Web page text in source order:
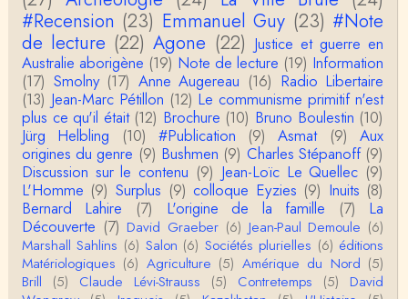
n, l’oppression des femmes n’a pas toujours exi…
roland chaudat
Votre gourmandise sera probablement récompens
ée parce que Snow apporte "de l'eau à votre m
o…
Christophe Darmangeat
...Et merci à vous pour Snow – qui m'a l'air d'être
davantage une histoire qu'une et…
roland chaudat
Tout à fait d'accord avec vous et quant à Leacock j
e n'ai lu qu'un de ses ouvrages et il…
Anonymous
Homo sapiens a clairement évolué depuis 300 00
#Recension (23) Emmanuel Guy (23) #Note
de lecture (22) Agone (22) Justice et guerre en
Australie aborigène (19) Note de lecture (19) Information
(17) Smolny (17) Anne Augereau (16) Radio Libertaire
(13) Jean-Marc Pétillon (12) Le communisme primitif n'est
plus ce qu'il était (12) Brochure (10) Bruno Boulestin (10)
Jürg Helbling
(10) #Publication (9) Asmat (9)
Aux
origines du genre (9) Bushmen (9) Charles Stépanoff (9)
Discussion sur le contenu (9) Jean-Loïc Le Quellec (9)
L'Homme (9) Surplus (9) colloque Eyzies (9) Inuits (8)
Bernard Lahire
(7) L'origine de la famille (7)
La
Découverte (7) David Graeber (6) Jean-Paul Demoule (6)
Marshall Sahlins (6) Salon (6) Sociétés plurielles (6) éditions
Matériologiques (6) Agriculture (5) Amérique du Nord (5)
Brill
(5) Claude Lévi-Strauss (5) Contretemps (5)
David